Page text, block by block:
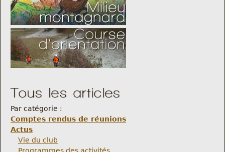
Tous les articles
Par catégorie :
Comptes rendus de réunions
Actus
Vie du club